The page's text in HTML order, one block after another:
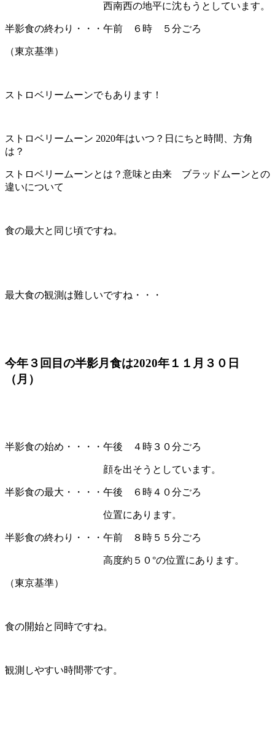
西南西の地平に沈もうとしています。
半影食の終わり・・・午前 ６時 ５分ごろ
（東京基準）
ストロベリームーンでもあります！
ストロベリームーン 2020年はいつ？日にちと時間、方角
は？
ストロベリームーンとは？意味と由来 ブラッドムーンとの
違いについて
食の最大と同じ頃ですね。
最大食の観測は難しいですね・・・
今年３回目の半影月食は2020年１１月３０日
（月）
半影食の始め・・・・午後 ４時３０分ごろ
顔を出そうとしています。
半影食の最大・・・・午後 ６時４０分ごろ
位置にあります。
半影食の終わり・・・午前 ８時５５分ごろ
高度約５０°の位置にあります。
（東京基準）
食の開始と同時ですね。
観測しやすい時間帯です。